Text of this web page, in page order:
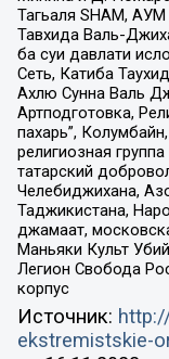
Тагьаля SHAM,
Тавхида Валь-
ба суи давлати
Сеть, Катиба
Ахлю Сунна Валь
Артподготовка,
пахарь”,
религиозная
татарский
Челебиджихана,
Таджикистана,
джамаат,
Маньяки Культ
Легион Свобода
корпус
Источник:
ekstremistskie-